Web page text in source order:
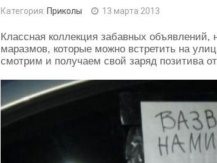
Категория: Приколы 13 марта 2013
Классная коллекция забавных объявлений,
маразмов, которые можно встретить на
смотрим и получаем свой заряд позитива